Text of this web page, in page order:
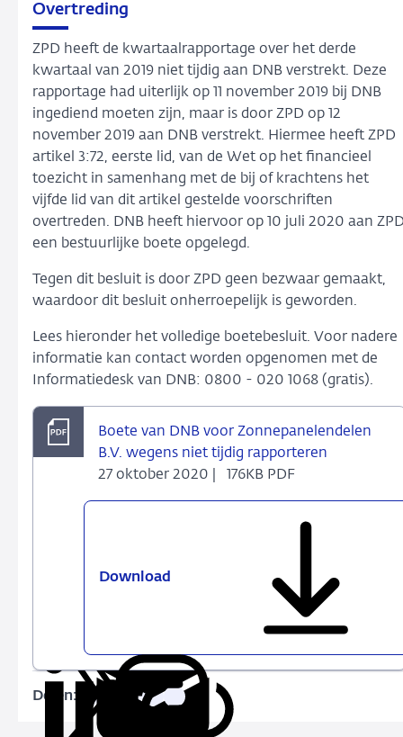
Overtreding
ZPD heeft de kwartaalrapportage over het derde
kwartaal van 2019 niet tijdig aan DNB verstrekt. Deze
rapportage had uiterlijk op 11 november 2019 bij DNB
ingediend moeten zijn, maar is door ZPD op 12
november 2019 aan DNB verstrekt. Hiermee heeft ZPD
artikel 3:72, eerste lid, van de Wet op het financieel
toezicht in samenhang met de bij of krachtens het
vijfde lid van dit artikel gestelde voorschriften
overtreden. DNB heeft hiervoor op 10 juli 2020 aan
een bestuurlijke boete opgelegd.
Tegen dit besluit is door ZPD geen bezwaar gemaakt,
waardoor dit besluit onherroepelijk is geworden.
Lees hieronder het volledige boetebesluit. Voor nadere
informatie kan contact worden opgenomen met de
Informatiedesk van DNB: 0800 - 020 1068 (gratis).
Boete van DNB voor Zonnepanelendelen
B.V. wegens niet tijdig rapporteren
27 oktober 2020 |
176KB PDF
Download
Zonnepanelendelen
B.V.
wegens
Delen:
Deel
DeelDeelKopieer